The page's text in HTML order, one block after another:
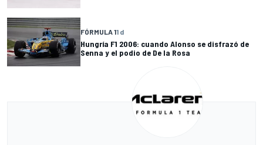
FÓRMULA 11 d
Hungría F1 2006: cuando Alonso se disfrazó de
Senna y el podio de De la Rosa